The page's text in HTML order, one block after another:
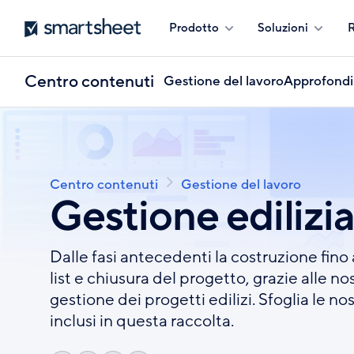
Salta
contenuto
principale
Smartsheet
Prodotto Soluzioni
Centro contenuti Gestione del lavoro
Briciole
di
pane
Centro contenuti Gestione del lavoro
Gestione edilizia
Dalle fasi antecedenti la costruzione
list e chiusura del progetto, grazie alle
gestione dei progetti edilizi. Sfoglia le
inclusi in questa raccolta.